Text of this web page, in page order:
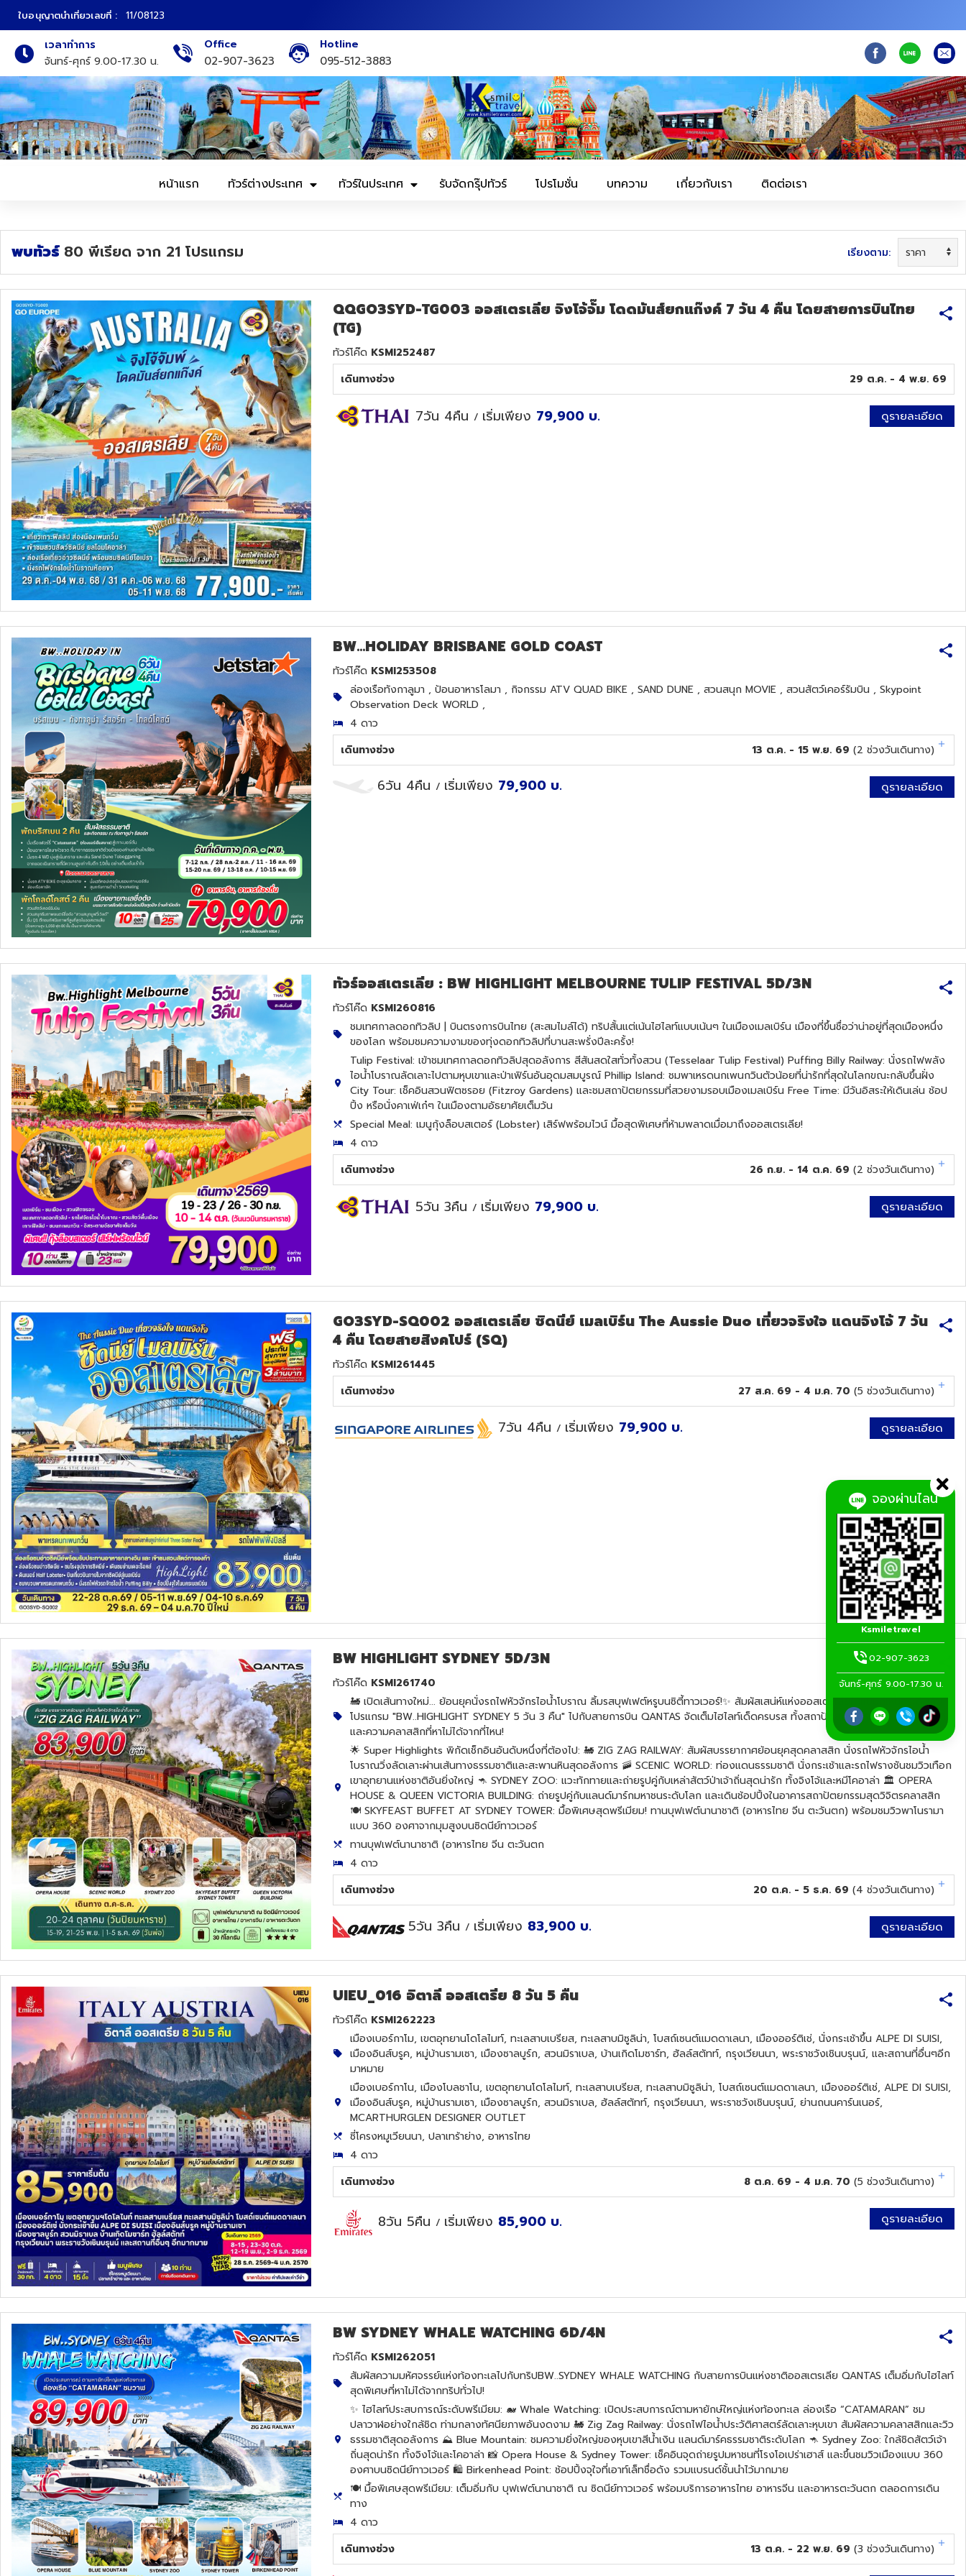
ใบอนุญาตนำเที่ยวเลขที่ : 11/08123
เวลาทำการ
จันทร์-ศุกร์ 9.00-17.30 น.
Office
02-907-3623
Hotline
095-512-3883
หน้าแรก ทัวร์ต่างประเทศ ทัวร์ในประเทศ รับจัดกรุ๊ปทัวร์ โปรโมชั่น บทความ เกี่ยวกับเรา ติดต่อเรา
พบทัวร์ 80 พีเรียด จาก 21 โปรแกรม เรียงตาม:
QQGO3SYD-TG003 ออสเตรเลีย จิงโจ้จั๊ม โดดมันส์ยกแก๊งค์ 7 วัน 4 คืน โดยสายการบินไทย
(TG)
ทัวร์โค๊ด KSMI252487
เดินทางช่วง
29 ต.ค. - 4 พ.ย. 69
7วัน 4คืน / เริ่มเพียง 79,900 บ. ดูรายละเอียด
BW...HOLIDAY BRISBANE GOLD COAST
ทัวร์โค๊ด KSMI253508
ล่องเรือทังกาลูมา , ป้อนอาหารโลมา , กิจกรรม ATV QUAD BIKE , SAND DUNE , สวนสนุก MOVIE , สวนสัตว์เคอร์รัมบิน , Skypoint
Observation Deck WORLD ,
4 ดาว
เดินทางช่วง
13 ต.ค. - 15 พ.ย. 69 (2 ช่วงวันเดินทาง)
6วัน 4คืน / เริ่มเพียง 79,900 บ. ดูรายละเอียด
ทัวร์ออสเตรเลีย : BW HIGHLIGHT MELBOURNE TULIP FESTIVAL 5D/3N
ทัวร์โค๊ด KSMI260816
ชมเทศกาลดอกทิวลิป | บินตรงการบินไทย (สะสมไมล์ได้) ทริปสั้นแต่เน้นไฮไลท์แบบเน้นๆ ในเมืองเมลเบิร์น เมืองที่ขึ้นชื่อว่าน่าอยู่ที่สุดเมืองหนึ่ง
ของโลก พร้อมชมความงามของทุ่งดอกทิวลิปที่บานสะพรั่งปีละครั้ง!
Tulip Festival: เข้าชมเทศกาลดอกทิวลิปสุดอลังการ สีสันสดใสทั่วทั้งสวน (Tesselaar Tulip Festival) Puffing Billy Railway: นั่งรถไฟพลัง
ไอน้ำโบราณลัดเลาะไปตามหุบเขาและป่าเฟิร์นอันอุดมสมบูรณ์ Phillip Island: ชมพาเหรดนกเพนกวินตัวน้อยที่น่ารักที่สุดในโลกขณะกลับขึ้นฝั่ง
City Tour: เช็คอินสวนฟิตซรอย (Fitzroy Gardens) และชมสถาปัตยกรรมที่สวยงามรอบเมืองเมลเบิร์น Free Time: มีวันอิสระให้เดินเล่น ช้อป
ปิ้ง หรือนั่งคาเฟ่เก๋ๆ ในเมืองตามอัธยาศัยเต็มวัน
Special Meal: เมนูกุ้งล็อบสเตอร์ (Lobster) เสิร์ฟพร้อมไวน์ มื้อสุดพิเศษที่ห้ามพลาดเมื่อมาถึงออสเตรเลีย!
4 ดาว
เดินทางช่วง
26 ก.ย. - 14 ต.ค. 69 (2 ช่วงวันเดินทาง)
5วัน 3คืน / เริ่มเพียง 79,900 บ. ดูรายละเอียด
GO3SYD-SQ002 ออสเตรเลีย ซิดนีย์ เมลเบิร์น The Aussie Duo เที่ยวจริงใจ แดนจิงโจ้ 7 วัน
4 คืน โดยสายสิงคโปร์ (SQ)
ทัวร์โค๊ด KSMI261445
เดินทางช่วง
27 ส.ค. 69 - 4 ม.ค. 70 (5 ช่วงวันเดินทาง)
7วัน 4คืน / เริ่มเพียง 79,900 บ. ดูรายละเอียด
BW HIGHLIGHT SYDNEY 5D/3N
ทัวร์โค๊ด KSMI261740
🚂 เปิดเส้นทางใหม่... ย้อนยุคนั่งรถไฟหัวจักรไอน้ำโบราณ ลิ้มรสบุฟเฟต์หรูบนซิตี้ทาวเวอร์!✨ สัมผัสเสน่ห์แห่งออสเตรเลียในแบบที่เหนือระดับกับ
โปรแกรม "BW..HIGHLIGHT SYDNEY 5 วัน 3 คืน" ไปกับสายการบิน QANTAS จัดเต็มไฮไลท์เด็ดครบรส ทั้งสถาปัตยกรรมระดับโลก ธรรมชาติ
และความคลาสสิกที่หาไม่ได้จากที่ไหน!
🌟 Super Highlights พิกัดเช็กอินอันดับหนึ่งที่ต้องไป: 🚂 ZIG ZAG RAILWAY: สัมผัสบรรยากาศย้อนยุคสุดคลาสสิก นั่งรถไฟหัวจักรไอน้ำ
โบราณวิ่งลัดเลาะผ่านเส้นทางธรรมชาติและสะพานหินสุดอลังการ 🚠 SCENIC WORLD: ท่องแดนธรรมชาติ นั่งกระเช้าและรถไฟรางชันชมวิวเทือก
เขาอุทยานแห่งชาติอันยิ่งใหญ่ 🦘 SYDNEY ZOO: แวะทักทายและถ่ายรูปคู่กับเหล่าสัตว์ป่าเจ้าถิ่นสุดน่ารัก ทั้งจิงโจ้และหมีโคอาล่า 🏛️ OPERA
HOUSE & QUEEN VICTORIA BUILDING: ถ่ายรูปคู่กับแลนด์มาร์กมหาชนระดับโลก และเดินช้อปปิ้งในอาคารสถาปัตยกรรมสุดวิจิตรคลาสสิก
🍽️ SKYFEAST BUFFET AT SYDNEY TOWER: มื้อพิเศษสุดพรีเมียม! ทานบุฟเฟต์นานาชาติ (อาหารไทย จีน ตะวันตก) พร้อมชมวิวพาโนรามา
แบบ 360 องศาจากมุมสูงบนซิดนีย์ทาวเวอร์
ทานบุฟเฟต์นานาชาติ (อาหารไทย จีน ตะวันตก
4 ดาว
เดินทางช่วง
20 ต.ค. - 5 ธ.ค. 69 (4 ช่วงวันเดินทาง)
5วัน 3คืน / เริ่มเพียง 83,900 บ. ดูรายละเอียด
UIEU_016 อิตาลี ออสเตรีย 8 วัน 5 คืน
ทัวร์โค๊ด KSMI262223
เมืองเบอร์กาโม, เขตอุทยานโดโลไมท์, ทะเลสาบเบรียส, ทะเลสาบมิซูลิน่า, โบสถ์เซนต์แมดดาเลนา, เมืองออร์ติเช่, นั่งกระเช้าขึ้น ALPE DI SUISI,
เมืองอินส์บรูค, หมู่บ้านรามเซา, เมืองซาลบูร์ก, สวนมิราเบล, บ้านเกิดโมซาร์ท, ฮัลล์สตัทท์, กรุงเวียนนา, พระราชวังเชินบรุนน์, และสถานที่อื่นๆอีก
มาหมาย
เมืองเบอร์กาโน, เมืองโบลชาโน, เขตอุทยานโดโลไมท์, ทะเลสาบเบรียส, ทะเลสาบมิซูลิน่า, โบสถ์เซนต์แมดดาเลนา, เมืองออร์ติเช่, ALPE DI SUISI,
เมืองอินส์บรูค, หมู่บ้านรามเซา, เมืองซาลบูร์ก, สวนมิราเบล, ฮัลล์สตัทท์, กรุงเวียนนา, พระราชวังเชินบรุนน์, ย่านถนนคาร์นเนอร์,
MCARTHURGLEN DESIGNER OUTLET
ซี่โครงหมูเวียนนา, ปลาเทร้าย่าง, อาหารไทย
4 ดาว
เดินทางช่วง
8 ต.ค. 69 - 4 ม.ค. 70 (5 ช่วงวันเดินทาง)
8วัน 5คืน / เริ่มเพียง 85,900 บ. ดูรายละเอียด
BW SYDNEY WHALE WATCHING 6D/4N
ทัวร์โค๊ด KSMI262051
สัมผัสความมหัศจรรย์แห่งท้องทะเลไปกับทริปBW..SYDNEY WHALE WATCHING กับสายการบินแห่งชาติออสเตรเลีย QANTAS เต็มอิ่มกับไฮไลท์
สุดพิเศษที่หาไม่ได้จากทริปทั่วไป!
✨ ไฮไลท์ประสบการณ์ระดับพรีเมียม: 🐋 Whale Watching: เปิดประสบการณ์ตามหายักษ์ใหญ่แห่งท้องทะเล ล่องเรือ “CATAMARAN” ชม
ปลาวาฬอย่างใกล้ชิด ท่ามกลางทัศนียภาพอันงดงาม 🚂 Zig Zag Railway: นั่งรถไฟไอน้ำประวัติศาสตร์ลัดเลาะหุบเขา สัมผัสความคลาสสิกและวิว
ธรรมชาติสุดอลังการ ⛰️ Blue Mountain: ชมความยิ่งใหญ่ของหุบเขาสีน้ำเงิน แลนด์มาร์คธรรมชาติระดับโลก 🦘 Sydney Zoo: ใกล้ชิดสัตว์เจ้า
ถิ่นสุดน่ารัก ทั้งจิงโจ้และโคอาล่า 📸 Opera House & Sydney Tower: เช็คอินจุดถ่ายรูปมหาชนที่โรงโอเปร่าเฮาส์ และขึ้นชมวิวเมืองแบบ 360
องศาบนซิดนีย์ทาวเวอร์ 🛍️ Birkenhead Point: ช้อปปิ้งจุใจที่เอาท์เล็ทชื่อดัง รวมแบรนด์ชั้นนำไว้มากมาย
🍽️ มื้อพิเศษสุดพรีเมียม: เต็มอิ่มกับ บุฟเฟต์นานาชาติ ณ ซิดนีย์ทาวเวอร์ พร้อมบริการอาหารไทย อาหารจีน และอาหารตะวันตก ตลอดการเดิน
ทาง
4 ดาว
เดินทางช่วง
13 ต.ค. - 22 พ.ย. 69 (3 ช่วงวันเดินทาง)
จองผ่านไลน์
Ksmiletravel
02-907-3623
จันทร์-ศุกร์ 9.00-17.30 น.
ทัวร์ญี่ปุ่น
ทัวร์เกาหลี
ทัวร์ยุโรป
ทัวร์สแกนดิเนเวีย
ทัวร์สิงคโปร์
ทัวร์ตุรเคีย
ทัวร์สวิตเซอร์แลนด์
ทัวร์พม่า
ทัวร์ลาว
ทัวร์มัลดีฟส์
ทัวร์เวียดนาม
ทัวร์อียิปต์
ทัวร์จอร์เจีย
ทัวร์อินเดีย
ทัวร์บาหลี
ทัวร์นิวซีแลนด์
ทัวร์ออสเตรเลีย
ภาคเหนือ
ภาคกลาง
ภาคอีสาน
ภาคตะวันตก